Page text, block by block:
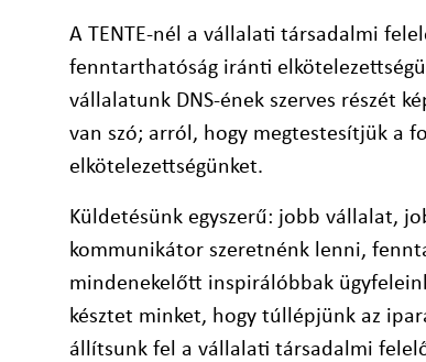
A TENTE-nél a vállalati társadalmi
fenntarthatóság iránti
vállalatunk DNS-ének szerves részét
van szó; arról, hogy megtestesítjük a
elkötelezettségünket.
Küldetésünk egyszerű: jobb vállalat,
kommunikátor szeretnénk lenni,
mindenekelőtt inspirálóbbak
késztet minket, hogy túllépjünk az
állítsunk fel a vállalati társadalmi